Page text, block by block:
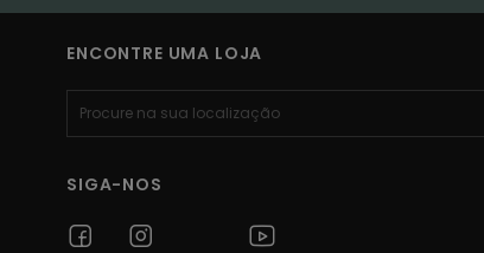
ENCONTRE UMA LOJA
SIGA-NOS